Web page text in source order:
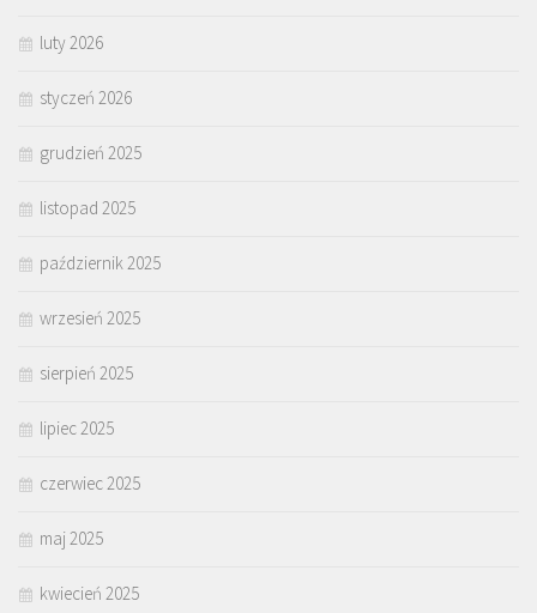
luty 2026
styczeń 2026
grudzień 2025
listopad 2025
październik 2025
wrzesień 2025
sierpień 2025
lipiec 2025
czerwiec 2025
maj 2025
kwiecień 2025